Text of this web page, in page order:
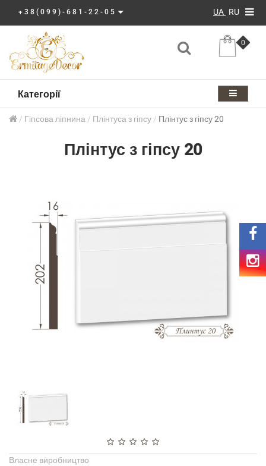
+38(099)-681-22-05 UA RU
0
Категорії
Гіпсова ліпнина Плінтуса з гіпсу Плінтус з гіпсу 20
Плінтус з гіпсу 20
Власне виробництво